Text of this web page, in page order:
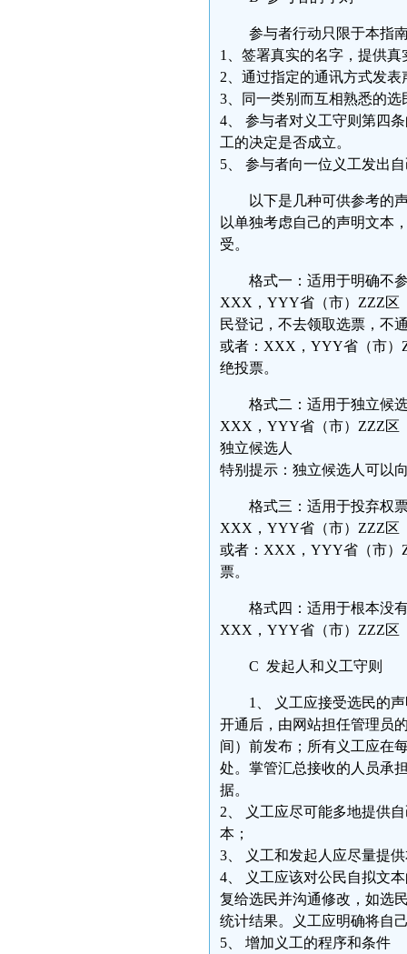
参与者行动只限于本指
1、签署真实的名字，提供真
2、通过指定的通讯方式发
3、同一类别而互相熟悉的
4、 参与者对义工守则第四
工的决定是否成立。
5、 参与者向一位义工发出
以下是几种可供参考的
以单独考虑自己的声明文本
受。
格式一：适用于明确不
XXX，YYY省（市）ZZZ区
民登记，不去领取选票，不
或者：XXX，YYY省（市）
绝投票。
格式二：适用于独立候
XXX，YYY省（市）ZZZ区
独立候选人
特别提示：独立候选人可以
格式三：适用于投弃权
XXX，YYY省（市）ZZZ区
或者：XXX，YYY省（市）
票。
格式四：适用于根本没
XXX，YYY省（市）ZZZ区
C 发起人和义工守则
1、 义工应接受选民的
开通后，由网站担任管理员
间）前发布；所有义工应在
处。掌管汇总接收的人员承
据。
2、 义工应尽可能多地提供
本；
3、 义工和发起人应尽量提
4、 义工应该对公民自拟文
复给选民并沟通修改，如选
统计结果。义工应明确将自
5、 增加义工的程序和条件